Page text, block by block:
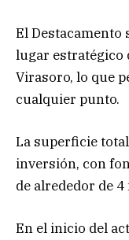
El Destacamento
lugar estratégico
Virasoro, lo que
cualquier punto.
La superficie
inversión, con
de alrededor de
En el inicio del